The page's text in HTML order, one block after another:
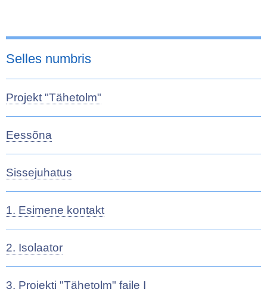
Selles numbris
Projekt "Tähetolm"
Eessõna
Sissejuhatus
1. Esimene kontakt
2. Isolaator
3. Projekti "Tähetolm" faile I